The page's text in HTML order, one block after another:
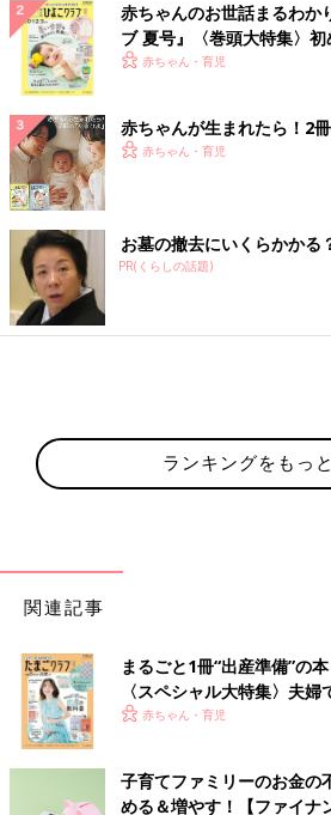
実際、夫婦仲が悪いケースでは教育資
あるのです。収入以上に背伸びをして
に通わせる」とか、「できれば私立小学
家計のサイズを無視した行動を取りがち
たとえご主人が「おれの収入じゃあ、私
いか」と意見を述べても「子育てで苦労
ら、あなたは口を挟まないで！」などと
くありません。中には「パパより少しで
かってね！」「パパは○○大学卒で苦労し
低でも○○大学に受かる努力をしてね」と
さんにかなえてもらうがごとく、はっぱ
て、お子さんにとっては迷惑なことだ
をきちんと受け入れています。どんな習
し合って決めているケースが多いので
ないだけでなく、身の丈に合わないほど
家計のサイズに合わないほど多くの習い
スで無理をすると、そのツケは自分たち
を理解するようにしたいものです。
お金の話に最適な夫婦のコミュ
奥さまが暴走しないために重要なのは、
け方について、夫婦で話し合う機会を
赤ちゃんのお世話まるわか
ブ 夏号』〈巻頭大特集〉
く！ おっぱい・ミルクの基
赤ちゃん・育児
赤ちゃんが生まれたら！2
赤ちゃん・育児
お墓の撤去にいくらかかる
PR(くらしの話題)
ランキングをもっ
関連記事
まるごと1冊“出産準備”の
〈スペシャル大特集〉夫
赤ちゃん・育児
子育てファミリーのお金
める＆増やす！【ファイナ